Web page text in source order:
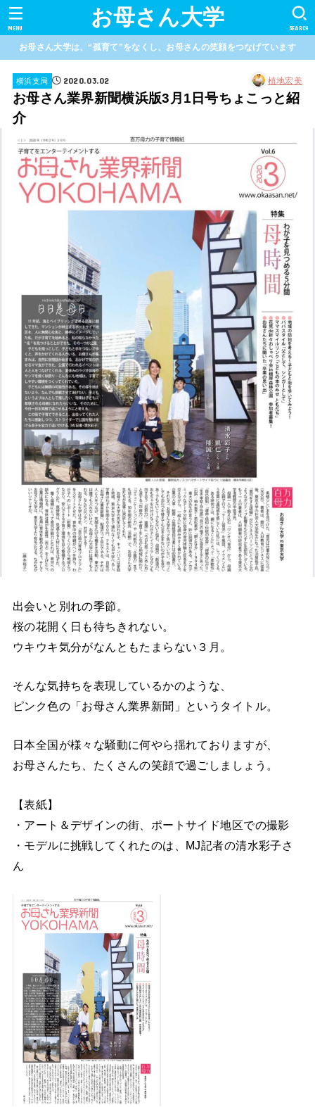
お母さん大学 SEARCH
MENU
お母さん大学は、“孤育て”をなくし、お母さんの笑顔をつなげています
横浜支局 2020.03.02 植地宏美
お母さん業界新聞横浜版3月1日号ちょこっと紹
介
出会いと別れの季節。
桜の花開く日も待ちきれない。
ウキウキ気分がなんともたまらない３月。
そんな気持ちを表現しているかのような、
ピンク色の「お母さん業界新聞」というタイトル。
日本全国が様々な騒動に何やら揺れておりますが、
お母さんたち、たくさんの笑顔で過ごしましょう。
【表紙】
・アート＆デザインの街、ポートサイド地区での撮影
・モデルに挑戦してくれたのは、MJ記者の清水彩子さ
ん